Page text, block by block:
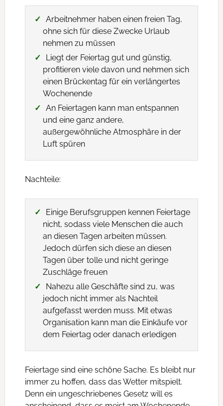
Arbeitnehmer haben einen freien Tag,
ohne sich für diese Zwecke Urlaub
nehmen zu müssen
Liegt der Feiertag gut und günstig,
profitieren viele davon und nehmen sich
einen Brückentag für ein verlängertes
Wochenende
An Feiertagen kann man entspannen
und eine ganz andere,
außergewöhnliche Atmosphäre in der
Luft spüren
Nachteile:
Einige Berufsgruppen kennen Feiertage
nicht, sodass viele Menschen die auch
an diesen Tagen arbeiten müssen.
Jedoch dürfen sich diese an diesen
Tagen über tolle und nicht geringe
Zuschläge freuen
Nahezu alle Geschäfte sind zu, was
jedoch nicht immer als Nachteil
aufgefasst werden muss. Mit etwas
Organisation kann man die Einkäufe vor
dem Feiertag oder danach erledigen
Feiertage sind eine schöne Sache. Es bleibt nur
immer zu hoffen, dass das Wetter mitspielt.
Denn ein ungeschriebenes Gesetz will es